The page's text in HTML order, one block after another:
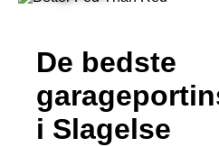
De bedste
i Slagelse